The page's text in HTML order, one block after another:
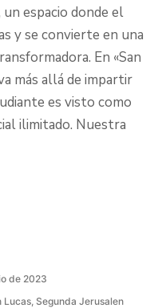
espacio donde el
y se convierte en una
En «San
más allá de impartir
es visto como
ilimitado. Nuestra
de 2023
Lucas Segunda Jerusalen